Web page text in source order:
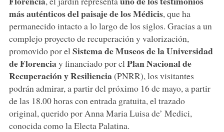
más auténticos del paisaje de los Médicis, que ha
permanecido intacto a lo largo de los siglos. Gracias a un
complejo proyecto de recuperación y valorización,
promovido por el Sistema de Museos de la Universidad
de Florenciay financiado por elPlan Nacional de
Recuperación y Resiliencia(PNRR), los visitantes
podrán admirar, a partir del próximo 16 de mayo, a partir
de las 18.00 horas con entrada gratuita, el trazado
original, querido por Anna Maria Luisa de’ Medici,
conocida como la Electa Palatina.